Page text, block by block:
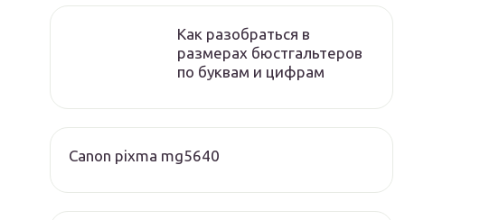
Как разобраться в
размерах бюстгальтеров
по буквам и цифрам
Canon pixma mg5640